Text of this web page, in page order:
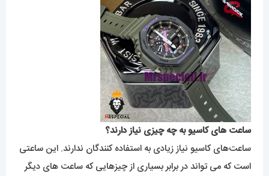
ساعت های کاسیو به چه چیزی نیاز دارند؟
ساعت‌های کاسیو نیاز زیادی به استفاده کنندگان ندارند. این ساعتی
است که می تواند در برابر بسیاری از چیزهایی که ساعت های دیگر